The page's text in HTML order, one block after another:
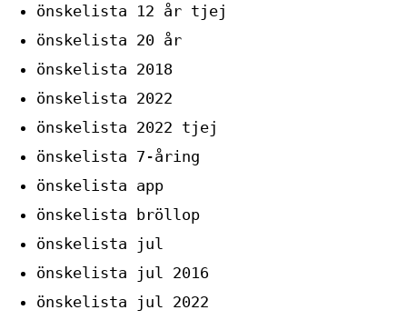
önskelista 12 år tjej
önskelista 20 år
önskelista 2018
önskelista 2022
önskelista 2022 tjej
önskelista 7-åring
önskelista app
önskelista bröllop
önskelista jul
önskelista jul 2016
önskelista jul 2022